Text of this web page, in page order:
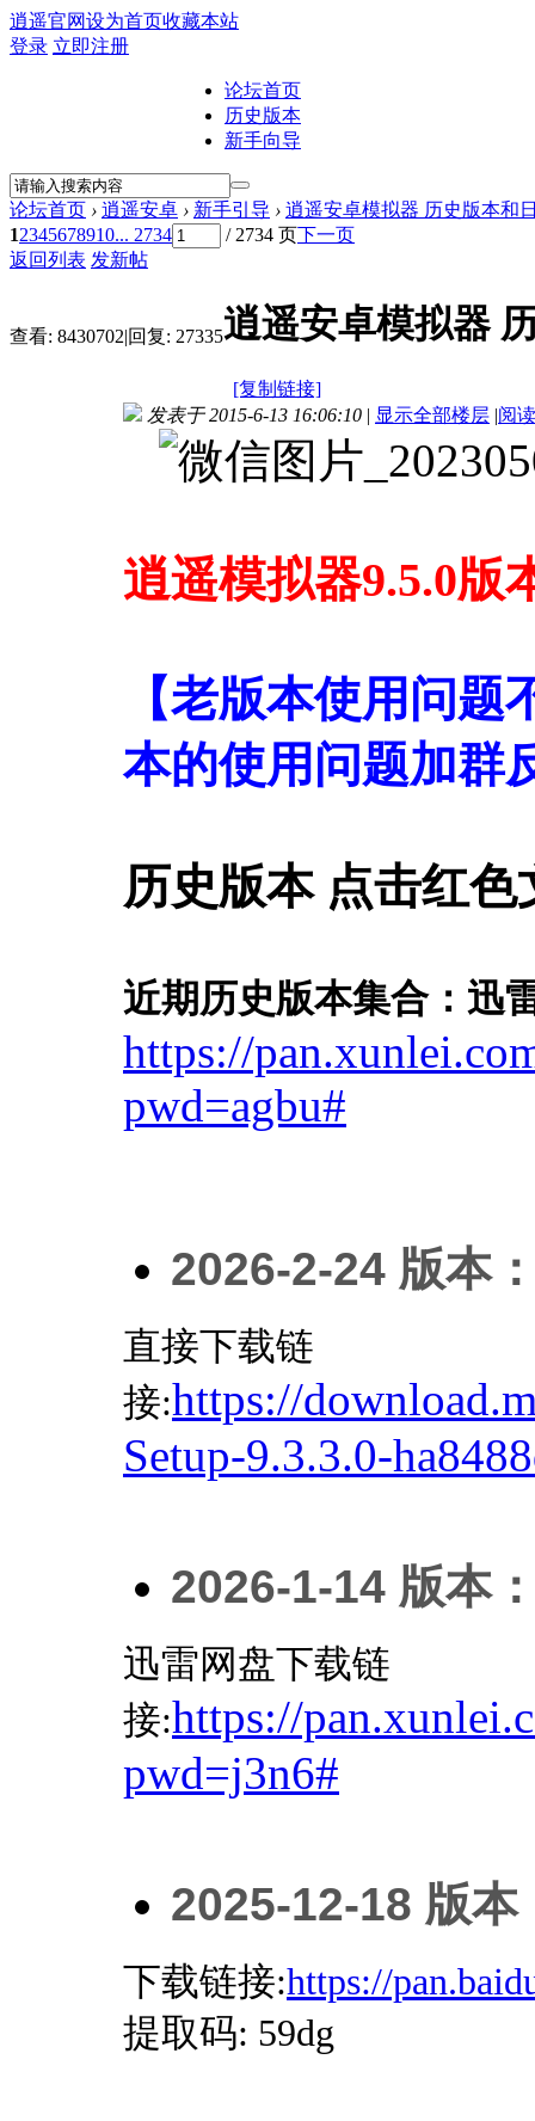
逍遥官网设为首页收藏本站
登录 立即注册
论坛首页
历史版本
新手向导
论坛首页 › 逍遥安卓 › 新手引导 › 逍遥安卓模拟器 历史版本和
12345678910... 2734 / 2734 页下一页
返回列表 发新帖
查看: 8430702|回复: 27335逍遥安卓模拟器
[复制链接]
发表于 2015-6-13 16:06:10 | 显示全部楼层 |阅
逍遥模拟器9.5.0版
【老版本使用问
本的使用问题加群
历史版本 点击红
近期历史版本集合：迅
https://
pwd=agbu#
2026-2-24 版本
直接下载链
接:https://
Setup-9.3.3.0-
2026-1-14 版本
迅雷网盘下载链
接:https://
pwd=j3n6#
2025-12-18 版本
下载链接:https://
提取码: 59dg